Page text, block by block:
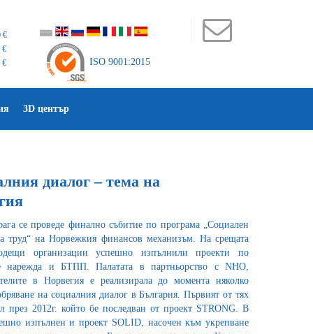
€
€
€
ISO 9001:2015
3D център
диалог – тема на
се проведе финално събитие по програма „Социален
труд“ на Норвежкия финансов механизъм. На срещата
организации успешно изпълнили проекти по
нарежда и БТПП. Палатата в партньорство с NHO,
в Норвегия е реализирала до момента няколко
на социалния диалог в България. Първият от тях
през 2012г. който бе последван от проект STRONG. В
изпълнен и проект SOLID, насочен към укрепване